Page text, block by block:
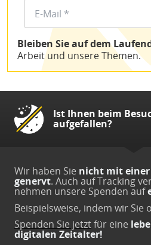
Bleiben Sie auf dem
Arbeit und unsere Themen.
Ist Ihnen beim
aufgefallen?
Wir haben Sie nicht mit einer
genervt. Auch auf Tracking
nehmen unsere Spenden auf
Beispielsweise, indem wir
Spenden Sie jetztfür eine
digitalen Zeitalter!